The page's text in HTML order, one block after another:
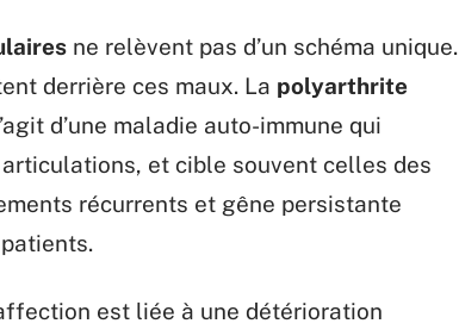
ne relèvent pas d’un schéma unique.
derrière ces maux. La polyarthrite
d’une maladie auto-immune qui
et cible souvent celles des
récurrents et gêne persistante
est liée à une détérioration